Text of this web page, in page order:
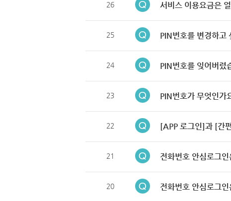
26 서비스 이용요금은
25 PIN번호를 변경하고
24 PIN번호를 잊어버렸
23 PIN번호가 무엇인가
22 [APP 로그인]과 [간
21 전화번호 안심로그
20 전화번호 안심로그